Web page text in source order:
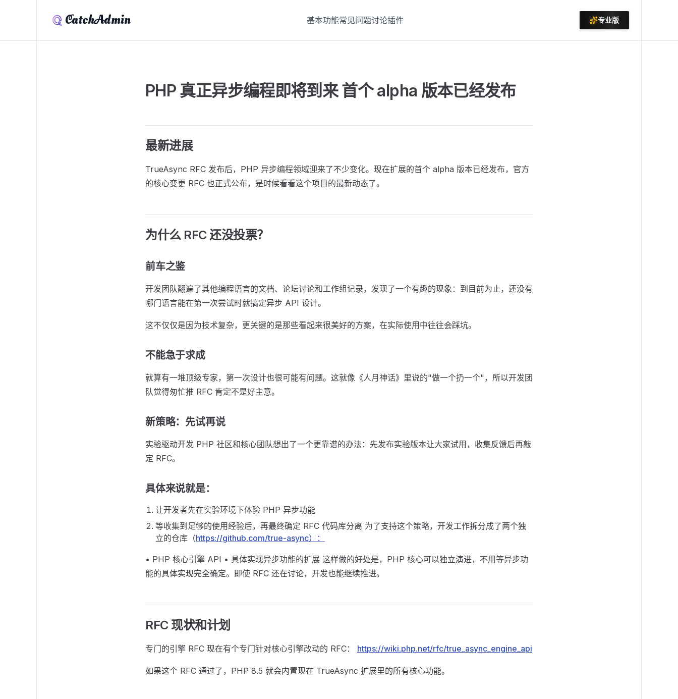
CatchAdmin 基本功能常见问题讨论插件 专业版
PHP 真正异步编程即将到来 首个 alpha 版本已经发布
最新进展
TrueAsync RFC 发布后，PHP 异步编程领域迎来了不少变化。现在扩展的首个 alpha 版本已经发布，官方
的核心变更 RFC 也正式公布，是时候看看这个项目的最新动态了。
为什么 RFC 还没投票？
前车之鉴
开发团队翻遍了其他编程语言的文档、论坛讨论和工作组记录，发现了一个有趣的现象：到目前为止，还没有
哪门语言能在第一次尝试时就搞定异步 API 设计。
这不仅仅是因为技术复杂，更关键的是那些看起来很美好的方案，在实际使用中往往会踩坑。
不能急于求成
就算有一堆顶级专家，第一次设计也很可能有问题。这就像《人月神话》里说的"做一个扔一个"，所以开发团
队觉得匆忙推 RFC 肯定不是好主意。
新策略：先试再说
实验驱动开发 PHP 社区和核心团队想出了一个更靠谱的办法：先发布实验版本让大家试用，收集反馈后再敲
定 RFC。
具体来说就是：
让开发者先在实验环境下体验 PHP 异步功能
等收集到足够的使用经验后，再最终确定 RFC 代码库分离 为了支持这个策略，开发工作拆分成了两个独
立的仓库（https://github.com/true-async）：
• PHP 核心引擎 API • 具体实现异步功能的扩展 这样做的好处是，PHP 核心可以独立演进，不用等异步功
能的具体实现完全确定。即使 RFC 还在讨论，开发也能继续推进。
RFC 现状和计划
专门的引擎 RFC 现在有个专门针对核心引擎改动的 RFC： https://wiki.php.net/rfc/true_async_engine_api
如果这个 RFC 通过了，PHP 8.5 就会内置现在 TrueAsync 扩展里的所有核心功能。